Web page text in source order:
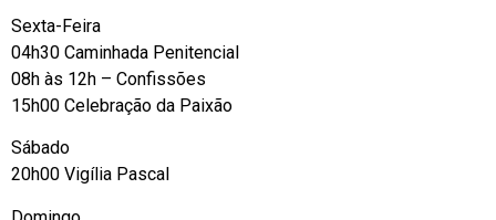
Sexta-Feira
04h30 Caminhada Penitencial
08h às 12h – Confissões
15h00 Celebração da Paixão
Sábado
20h00 Vigília Pascal